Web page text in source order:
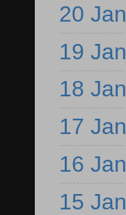
20 Jan
19 Jan
18 Jan
17 Jan
16 Jan
15 Jan